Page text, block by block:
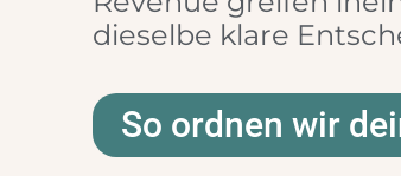
dieselbe klare
So ordnen wir